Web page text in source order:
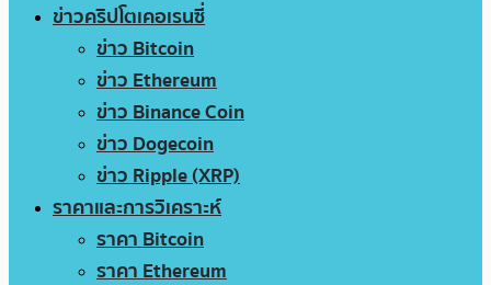
ข่าวคริปโตเคอเรนซี่
ข่าว Bitcoin
ข่าว Ethereum
ข่าว Binance Coin
ข่าว Dogecoin
ข่าว Ripple (XRP)
ราคาและการวิเคราะห์
ราคา Bitcoin
ราคา Ethereum